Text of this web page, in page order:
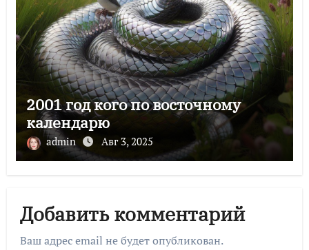
2001 год кого по восточному
календарю
admin Авг 3, 2025
Добавить комментарий
Ваш адрес email не будет опубликован.